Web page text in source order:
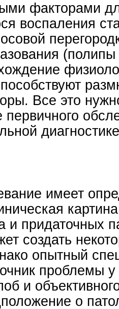
факторами
воспаления
Все это
первичного
имеет
и придаточных
создать
опытный
проблемы
и
о